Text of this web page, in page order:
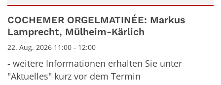
Datum: 22. August 2026
COCHEMER ORGELMATINÉE: Markus
Lamprecht, Mülheim-Kärlich
22. Aug. 2026 11:00 - 12:00
- weitere Informationen erhalten Sie unter
"Aktuelles" kurz vor dem Termin